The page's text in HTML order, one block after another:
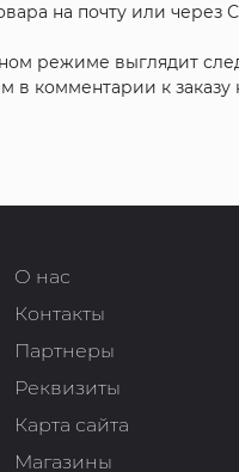
на почту или через
режиме выглядит
в комментарии к
О нас
Контакты
Партнеры
Реквизиты
Карта сайта
Магазины